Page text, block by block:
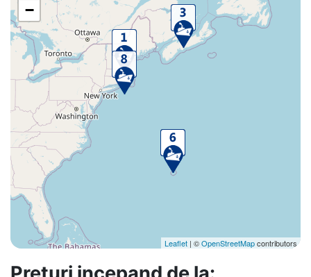
−
Leaflet | ©OpenStreetMapcontributors